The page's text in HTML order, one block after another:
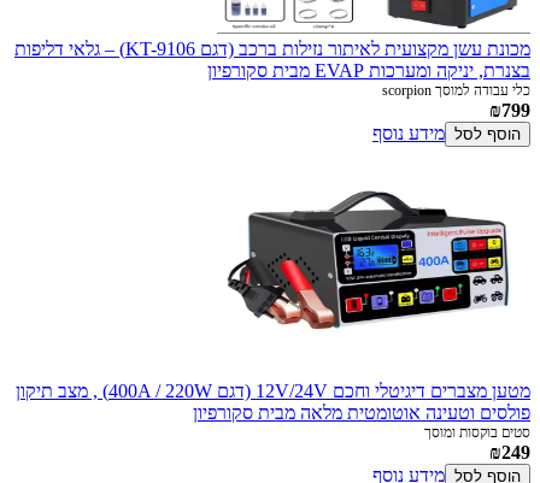
מכונת עשן מקצועית לאיתור נזילות ברכב (דגם KT-9106) – גלאי דליפות
בצנרת, יניקה ומערכות EVAP מבית סקורפיון
כלי עבודה למוסך scorpion
₪799
הוסף לסל מידע נוסף
מטען מצברים דיגיטלי וחכם 12V/24V (דגם 400A / 220W) , מצב תיקון
פולסים וטעינה אוטומטית מלאה מבית סקורפיון
סטים בוקסות ומוסך
₪249
הוסף לסל מידע נוסף